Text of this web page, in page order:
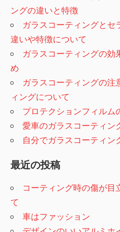
ン
ングの違いと特徴
ガラスコーティングとセ
違いや特徴について
ガラスコーティングの効
め
ガラスコーティングの注
ィングについて
プロテクションフィルム
愛車のガラスコーティン
自分でガラスコーティン
最近の投稿
コーティング時の傷が目
て
車はファッション